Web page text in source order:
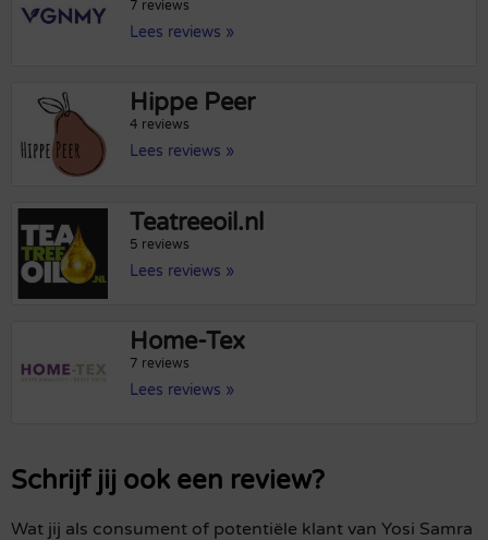
7 reviews
Lees reviews »
Hippe Peer
4 reviews
Lees reviews »
Teatreeoil.nl
5 reviews
Lees reviews »
Home-Tex
7 reviews
Lees reviews »
Schrijf jij ook een review?
Wat jij als consument of potentiële klant van Yosi Samra